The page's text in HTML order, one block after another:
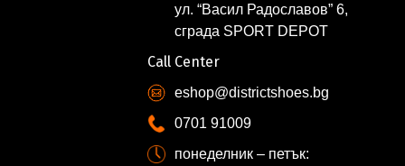
ул. “Васил Радославов” 6,
сграда SPORT DEPOT
Call Center
eshop@districtshoes.bg
0701 91009
понеделник – петък: